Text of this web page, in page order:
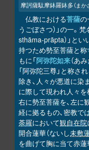
摩訶薩駄摩鉢羅鉢多（ま
仏教における菩薩の
うごぼさつ）」の一。
sthāma-prāpta）」とい
持つため勢至菩薩と称
もに「阿弥陀如来（あ
「阿弥陀三尊」と称さ
除き、人々が悪道に染
に際して現われ人々
右に勢至菩薩を、左に
経に拠るもの、密教で
荼羅において観自在院
開合蓮華（ないし未敷
を曲げて胸に当て赤蓮